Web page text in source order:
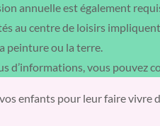
annuelle est également
au centre de loisirs
peinture ou la terre.
d’informations, vous pouvez
vos enfants pour leur faire